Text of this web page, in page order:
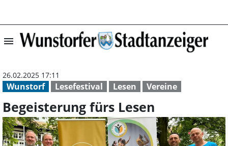
menu Begeisterung
Wunstorf Lesefestival Lesen Vereine
26.02.2025 17:11
Begeisterung fürs Lesen